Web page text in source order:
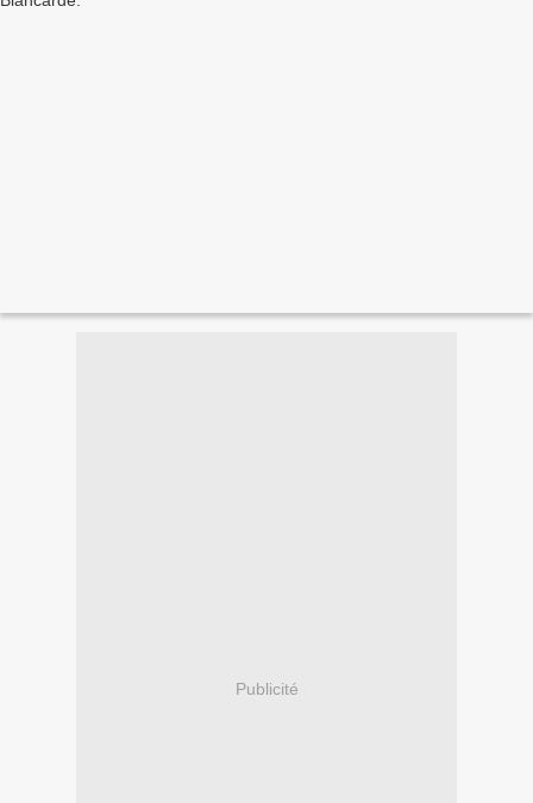
Publicité